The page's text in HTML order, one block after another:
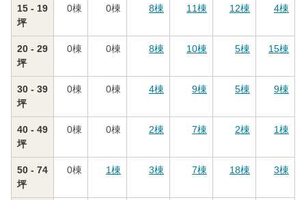
15 - 19
坪
0棟 0棟 8棟 11棟 12棟 4棟
20 - 29
坪
0棟 0棟 8棟 10棟 5棟 15棟
30 - 39
坪
0棟 0棟 4棟 9棟 5棟 9棟
40 - 49
坪
0棟 0棟 2棟 7棟 2棟 1棟
50 - 74
坪
0棟 1棟 3棟 7棟 18棟 3棟